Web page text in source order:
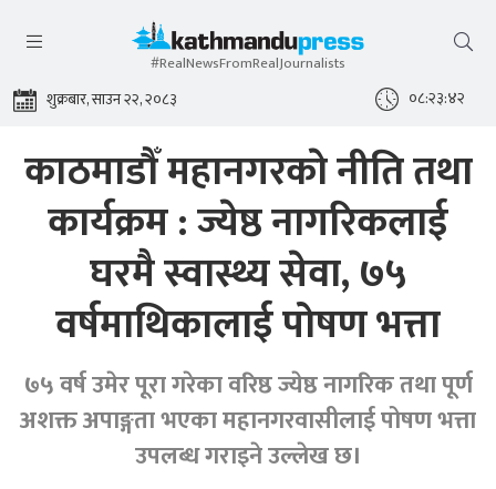
#RealNewsFromRealJournalists
शुक्रबार, साउन २२, २०८३ ०८:२३:४२
काठमाडौँ महानगरकाे नीति तथा
कार्यक्रम : ज्येष्ठ नागरिकलाई
घरमै स्वास्थ्य सेवा, ७५
वर्षमाथिकालाई पोषण भत्ता
७५ वर्ष उमेर पूरा गरेका वरिष्ठ ज्येष्ठ नागरिक तथा पूर्ण
अशक्त अपाङ्गता भएका महानगरवासीलाई पोषण भत्ता
उपलब्ध गराइने उल्लेख छ।